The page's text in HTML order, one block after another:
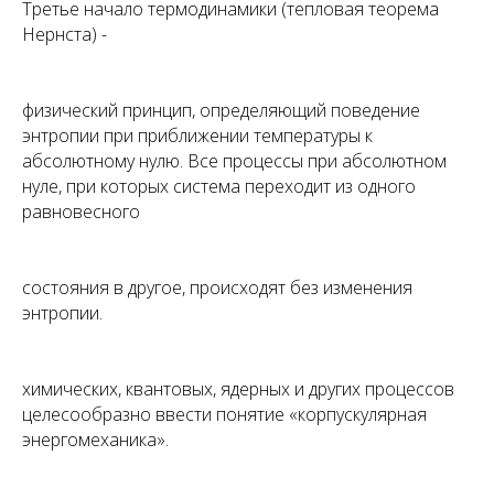
Третье начало термодинамики (тепловая теорема
Нернста) -
физический принцип, определяющий поведение
энтропии при приближении температуры к
абсолютному нулю. Все процессы при абсолютном
нуле, при которых система переходит из одного
равновесного
состояния в другое, происходят без изменения
энтропии.
химических, квантовых, ядерных и других процессов
целесообразно ввести понятие «корпускулярная
энергомеханика».